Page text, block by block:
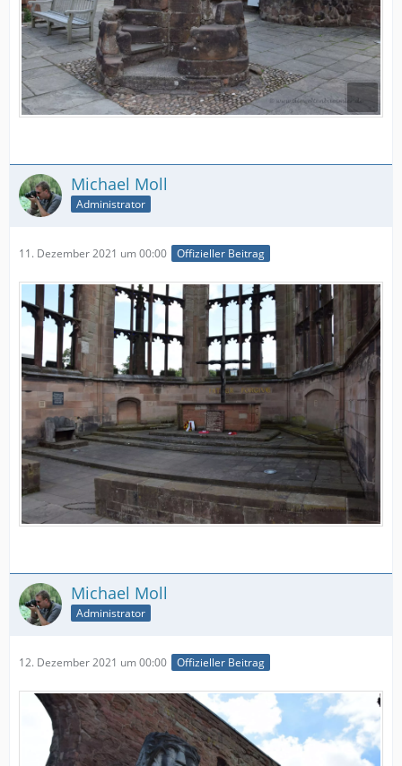
Michael Moll
Administrator
11. Dezember 2021 um 00:00 Offizieller Beitrag
Michael Moll
Administrator
12. Dezember 2021 um 00:00 Offizieller Beitrag